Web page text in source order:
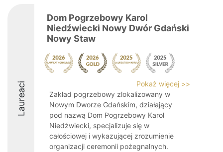
Laureaci
Dom Pogrzebowy Karol
Niedźwiecki Nowy Dwór Gdański
Nowy Staw
Pokaż więcej >>
Zakład pogrzebowy zlokalizowany w
Nowym Dworze Gdańskim, działający
pod nazwą Dom Pogrzebowy Karol
Niedźwiecki, specjalizuje się w
całościowej i wykazującej zrozumienie
organizacji ceremonii pożegnalnych.